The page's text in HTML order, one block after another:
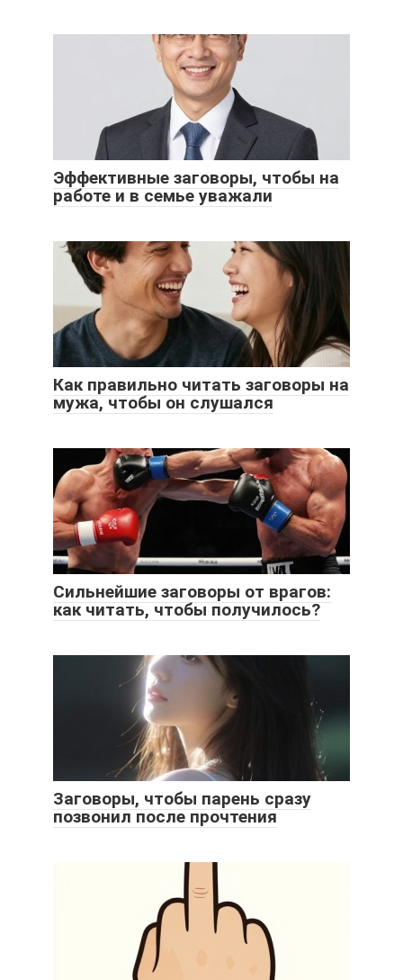
Эффективные заговоры, чтобы на
работе и в семье уважали
Как правильно читать заговоры на
мужа, чтобы он слушался
Сильнейшие заговоры от врагов:
как читать, чтобы получилось?
Заговоры, чтобы парень сразу
позвонил после прочтения